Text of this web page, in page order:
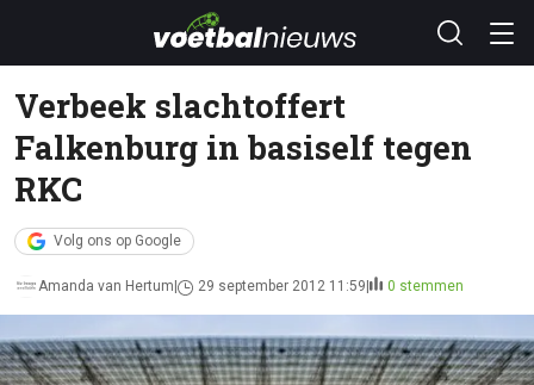
Verbeek slachtoffert
Falkenburg in basiself tegen
RKC
Volg ons op Google
Amanda van Hertum 29 september 2012 11:59 0 stemmen